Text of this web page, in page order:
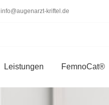
info@augenarzt-kriftel.de
Leistungen FemnoCat®